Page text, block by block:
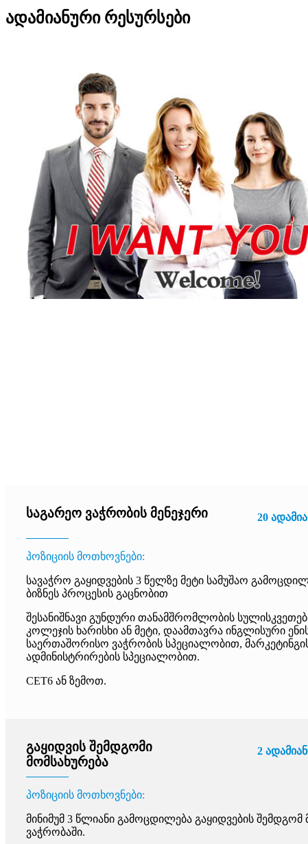
ადამიანური რესურსები
საგარეო ვაჭრობის მენეჯერი 20
პოზიციის მოთხოვნები:
სავაჭრო გაყიდვების 3 წელზე მეტი სამუშაო
ბიზნეს პროცესის გაცნობით
შესანიშნავი გუნდური თანამშრომლობის
კოლეჯის ხარისხი ან მეტი, დაამთავრა ინგლისური
საერთაშორისო ვაჭრობის სპეციალობით,
ადმინისტრირების სპეციალობით.
CET6 ან ზემოთ.
გაყიდვის შემდგომი
მომსახურება
2
პოზიციის მოთხოვნები:
მინიმუმ 3 წლიანი გამოცდილება გაყიდვების შემდგომ
ვაჭრობაში.